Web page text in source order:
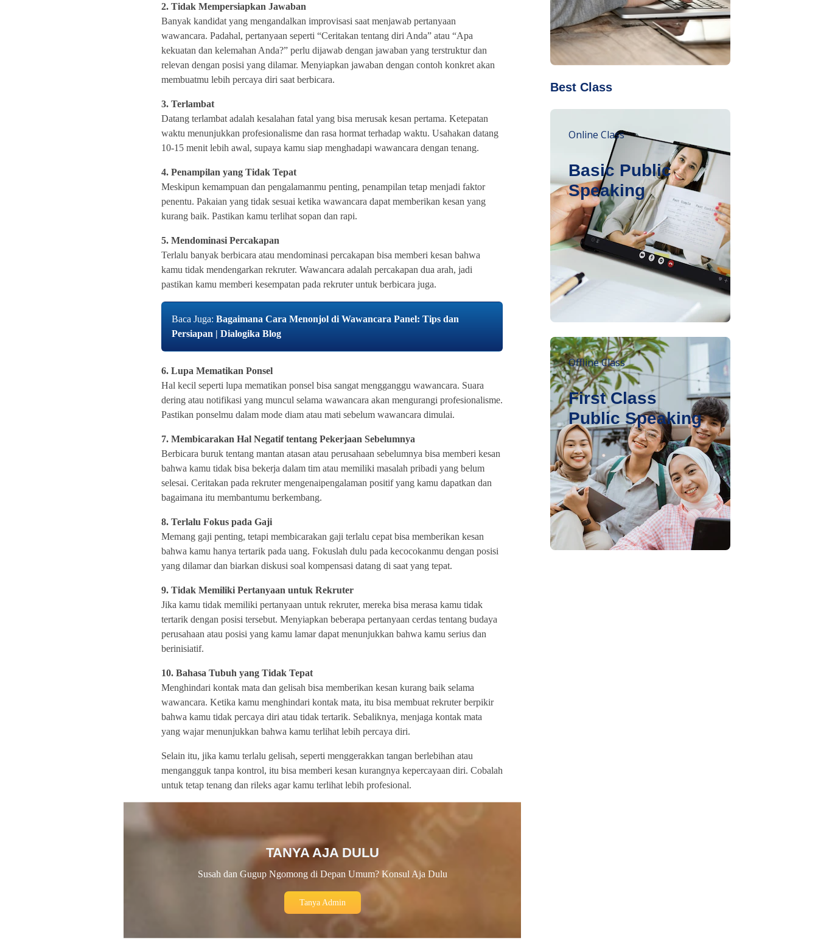
2. Tidak Mempersiapkan Jawaban
Banyak kandidat yang mengandalkan improvisasi saat menjawab pertanyaan
wawancara. Padahal, pertanyaan seperti “Ceritakan tentang diri Anda” atau “Apa
kekuatan dan kelemahan Anda?” perlu dijawab dengan jawaban yang terstruktur dan
relevan dengan posisi yang dilamar. Menyiapkan jawaban dengan contoh konkret akan
membuatmu lebih percaya diri saat berbicara.
3. Terlambat
Datang terlambat adalah kesalahan fatal yang bisa merusak kesan pertama. Ketepatan
waktu menunjukkan profesionalisme dan rasa hormat terhadap waktu. Usahakan datang
10-15 menit lebih awal, supaya kamu siap menghadapi wawancara dengan tenang.
4. Penampilan yang Tidak Tepat
Meskipun kemampuan dan pengalamanmu penting, penampilan tetap menjadi faktor
penentu. Pakaian yang tidak sesuai ketika wawancara dapat memberikan kesan yang
kurang baik. Pastikan kamu terlihat sopan dan rapi.
5. Mendominasi Percakapan
Terlalu banyak berbicara atau mendominasi percakapan bisa memberi kesan bahwa
kamu tidak mendengarkan rekruter. Wawancara adalah percakapan dua arah, jadi
pastikan kamu memberi kesempatan pada rekruter untuk berbicara juga.
Baca Juga: Bagaimana Cara Menonjol di Wawancara Panel: Tips dan
Persiapan | Dialogika Blog
6. Lupa Mematikan Ponsel
Hal kecil seperti lupa mematikan ponsel bisa sangat mengganggu wawancara. Suara
dering atau notifikasi yang muncul selama wawancara akan mengurangi profesionalisme.
Pastikan ponselmu dalam mode diam atau mati sebelum wawancara dimulai.
7. Membicarakan Hal Negatif tentang Pekerjaan Sebelumnya
Berbicara buruk tentang mantan atasan atau perusahaan sebelumnya bisa memberi kesan
bahwa kamu tidak bisa bekerja dalam tim atau memiliki masalah pribadi yang belum
selesai. Ceritakan pada rekruter mengenaipengalaman positif yang kamu dapatkan dan
bagaimana itu membantumu berkembang.
8. Terlalu Fokus pada Gaji
Memang gaji penting, tetapi membicarakan gaji terlalu cepat bisa memberikan kesan
bahwa kamu hanya tertarik pada uang. Fokuslah dulu pada kecocokanmu dengan posisi
yang dilamar dan biarkan diskusi soal kompensasi datang di saat yang tepat.
9. Tidak Memiliki Pertanyaan untuk Rekruter
Jika kamu tidak memiliki pertanyaan untuk rekruter, mereka bisa merasa kamu tidak
tertarik dengan posisi tersebut. Menyiapkan beberapa pertanyaan cerdas tentang budaya
perusahaan atau posisi yang kamu lamar dapat menunjukkan bahwa kamu serius dan
berinisiatif.
10. Bahasa Tubuh yang Tidak Tepat
Menghindari kontak mata dan gelisah bisa memberikan kesan kurang baik selama
wawancara. Ketika kamu menghindari kontak mata, itu bisa membuat rekruter berpikir
bahwa kamu tidak percaya diri atau tidak tertarik. Sebaliknya, menjaga kontak mata
yang wajar menunjukkan bahwa kamu terlihat lebih percaya diri.
Selain itu, jika kamu terlalu gelisah, seperti menggerakkan tangan berlebihan atau
mengangguk tanpa kontrol, itu bisa memberi kesan kurangnya kepercayaan diri. Cobalah
untuk tetap tenang dan rileks agar kamu terlihat lebih profesional.
TANYA AJA DULU
Susah dan Gugup Ngomong di Depan Umum? Konsul Aja Dulu
Tanya Admin
Best Class
Online Class
Basic Public
Speaking
Offline Class
First Class
Public Speaking